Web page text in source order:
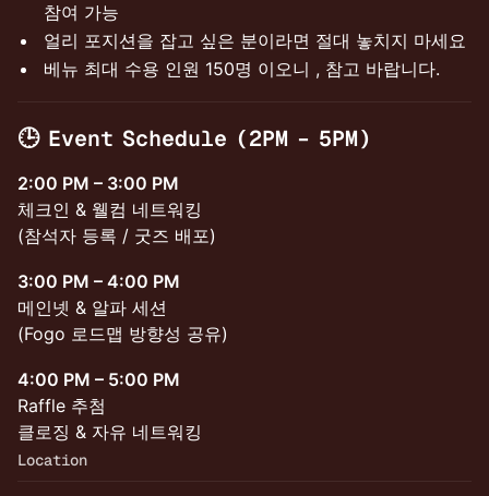
참여 가능
얼리 포지션을 잡고 싶은 분이라면 절대 놓치지 마세요
베뉴 최대 수용 인원 150명 이오니 , 참고 바랍니다.
🕒 Event Schedule (2PM – 5PM)
2:00 PM – 3:00 PM
체크인 & 웰컴 네트워킹
(참석자 등록 / 굿즈 배포)
3:00 PM – 4:00 PM
메인넷 & 알파 세션
(Fogo 로드맵 방향성 공유)
4:00 PM – 5:00 PM
Raffle 추첨
클로징 & 자유 네트워킹
Location